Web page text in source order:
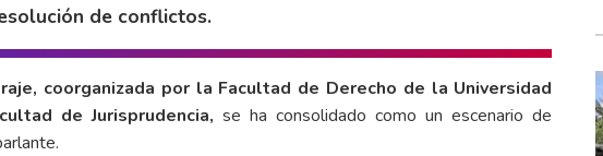
de conflictos.
coorganizada por la Facultad de Derecho de la Universidad
de Jurisprudencia, se ha consolidado como un escenario de